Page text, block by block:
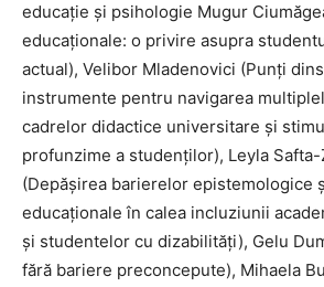
educație și psihologie Mugur
educaționale: o privire asupra
actual), Velibor Mladenovici (Punți
instrumente pentru navigarea
cadrelor didactice universitare și
profunzime a studenților), Leyla
(Depășirea barierelor epistemologice
educaționale în calea incluziunii
și studentelor cu dizabilități), Gelu
fără bariere preconcepute), Mihaela